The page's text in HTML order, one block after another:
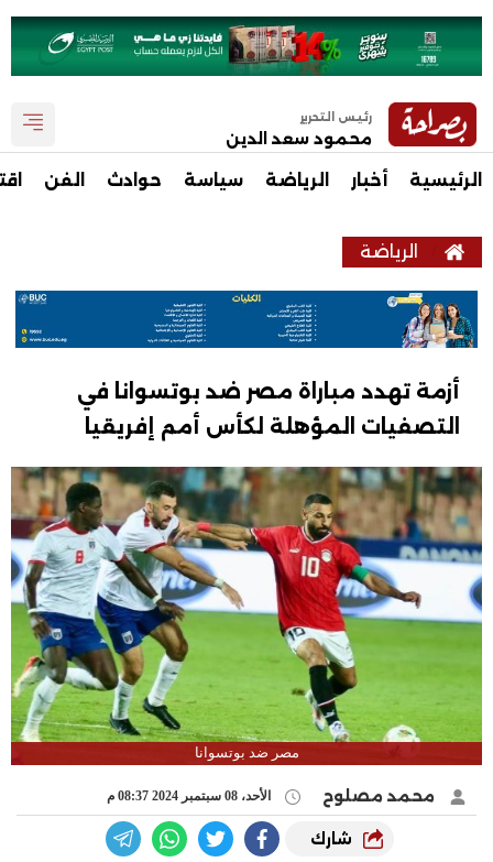
رئيس التحرير
محمود سعد الدين
الرئيسية أخبار الرياضة سياسة حوادث الفن
الرياضة
أزمة تهدد مباراة مصر ضد بوتسوانا في
التصفيات المؤهلة لكأس أمم إفريقيا
مصر ضد بوتسوانا
محمد مصلوح الأحد، 08 سبتمبر 2024 08:37 م
شارك